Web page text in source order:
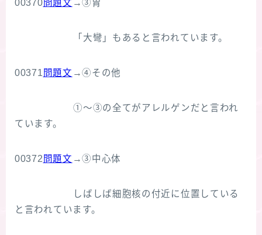
00370問題文 →③胃
「大彎」もあると言われています。
00371 問題文 →④その他
①～③の全てがアレルゲンだと言われ
ています。
00372 問題文 →③中心体
しばしば細胞核の付近に位置している
と言われています。